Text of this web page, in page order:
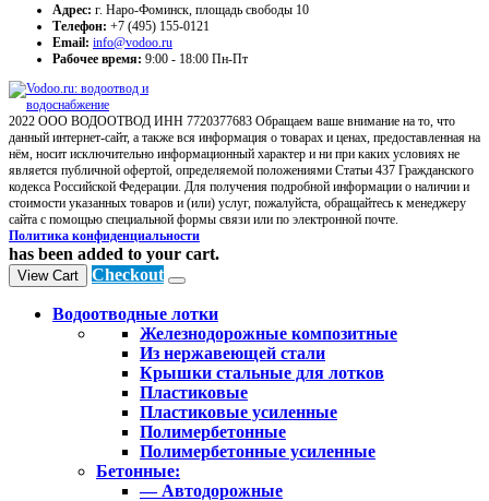
Адрес: г. Наро-Фоминск, площадь свободы 10
Телефон: +7 (495) 155-0121
Email: info@vodoo.ru
Рабочее время: 9:00 - 18:00 Пн-Пт
2022 ООО ВОДООТВОД ИНН 7720377683 Обращаем ваше внимание на то, что
данный интернет-сайт, а также вся информация о товарах и ценах, предоставленная на
нём, носит исключительно информационный характер и ни при каких условиях не
является публичной офертой, определяемой положениями Статьи 437 Гражданского
кодекса Российской Федерации. Для получения подробной информации о наличии и
стоимости указанных товаров и (или) услуг, пожалуйста, обращайтесь к менеджеру
сайта с помощью специальной формы связи или по электронной почте.
Политика конфиденциальности
has been added to your cart.
View Cart Checkout
Водоотводные лотки
Железнодорожные композитные
Из нержавеющей стали
Крышки стальные для лотков
Пластиковые
Пластиковые усиленные
Полимербетонные
Полимербетонные усиленные
Бетонные:
— Автодорожные